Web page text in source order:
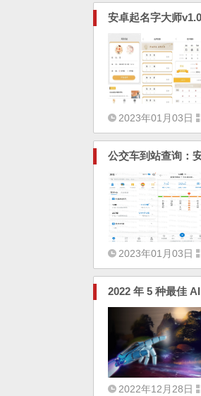
安卓起名字大师
2023年01月03日
公交车到站查询：
2023年01月03日
2022 年 5 种最佳
2022年12月28日